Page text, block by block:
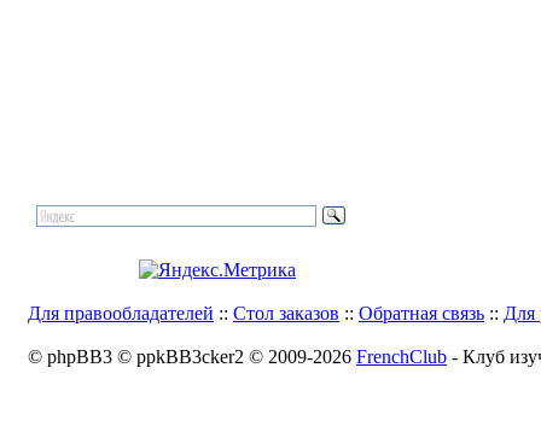
Для правообладателей :: Стол заказов :: Обратная связь :: Для
© phpBB3 © ppkBB3cker2 © 2009-2026 FrenchClub - Клуб